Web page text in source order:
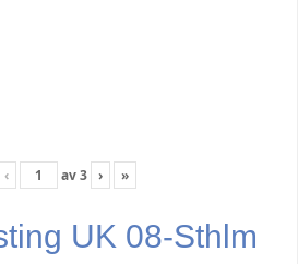
‹ av3 › »
UK 08-Sthlm